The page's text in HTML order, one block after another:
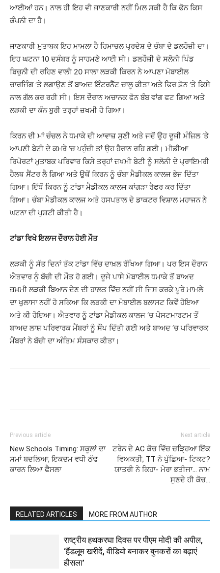
ਆਈਆਂ ਹਨ। ਨਾਲ ਹੀ ਇਹ ਵੀ ਜਾਣਕਾਰੀ ਨਹੀਂ ਮਿਲ ਸਕੀ ਹੈ ਕਿ ਫੋਨ ਕਿਸ
ਕੰਪਨੀ ਦਾ ਹੈ।
ਜਾਣਕਾਰੀ ਮੁਤਾਬਕ ਇਹ ਮਾਮਲਾ ਹੈ ਹਿਮਾਚਲ ਪ੍ਰਦੇਸ਼ ਦੇ ਚੰਬਾ ਦੇ ਡਲਹੌਜ਼ੀ ਦਾ।
ਇਹ ਘਟਨਾ 10 ਦਸੰਬਰ ਨੂੰ ਸਾਹਮਣੇ ਆਈ ਸੀ। ਡਲਹੌਜ਼ੀ ਦੇ ਸਲੋਨੀ ਪਿੰਡ
ਬਿਚੁਨੀ ਦੀ ਰਹਿਣ ਵਾਲੀ 20 ਸਾਲਾ ਲੜਕੀ ਕਿਰਨ ਨੇ ਆਪਣਾ ਮੋਬਾਈਲ
ਚਾਰਜਿੰਗ ‘ਤੇ ਲਗਾਉਣ ਤੋਂ ਬਾਅਦ ਇੰਟਰਨੈੱਟ ਚਾਲੂ ਕੀਤਾ ਅਤੇ ਫਿਰ ਫ਼ੋਨ ‘ਤੇ ਕਿਸੇ
ਨਾਲ ਗੱਲ ਕਰ ਰਹੀ ਸੀ। ਇਸ ਦੌਰਾਨ ਅਚਾਨਕ ਫੋਨ ਬੰਬ ਵਾਂਗ ਫਟ ਗਿਆ ਅਤੇ
ਲੜਕੀ ਦਾ ਕੰਨ ਬੁਰੀ ਤਰ੍ਹਾਂ ਜ਼ਖਮੀ ਹੋ ਗਿਆ।
ਕਿਰਨ ਦੀ ਮਾਂ ਚੰਚਲ ਨੇ ਧਮਾਕੇ ਦੀ ਆਵਾਜ਼ ਸੁਣੀ ਅਤੇ ਜਦੋਂ ਉਹ ਦੂਜੀ ਮੰਜ਼ਿਲ ‘ਤੇ
ਆਪਣੀ ਬੇਟੀ ਦੇ ਕਮਰੇ ‘ਚ ਪਹੁੰਚੀ ਤਾਂ ਉਹ ਹੈਰਾਨ ਰਹਿ ਗਈ। ਮੀਡੀਆ
ਰਿਪੋਰਟਾਂ ਮੁਤਾਬਕ ਪਰਿਵਾਰ ਕਿਸੇ ਤਰ੍ਹਾਂ ਜ਼ਖਮੀ ਬੇਟੀ ਨੂੰ ਸਲੋਨੀ ਦੇ ਪ੍ਰਾਇਮਰੀ
ਹੈਲਥ ਸੈਂਟਰ ਲੈ ਗਿਆ ਅਤੇ ਉਥੋਂ ਕਿਰਨ ਨੂੰ ਚੰਬਾ ਮੈਡੀਕਲ ਕਾਲਜ ਭੇਜ ਦਿੱਤਾ
ਗਿਆ। ਇੱਥੋਂ ਕਿਰਨ ਨੂੰ ਟਾਂਡਾ ਮੈਡੀਕਲ ਕਾਲਜ ਕਾਂਗੜਾ ਰੈਫਰ ਕਰ ਦਿੱਤਾ
ਗਿਆ। ਚੰਬਾ ਮੈਡੀਕਲ ਕਾਲਜ ਅਤੇ ਹਸਪਤਾਲ ਦੇ ਡਾਕਟਰ ਵਿਸ਼ਾਲ ਮਹਾਜਨ ਨੇ
ਘਟਨਾ ਦੀ ਪੁਸ਼ਟੀ ਕੀਤੀ ਹੈ।
ਟਾਂਡਾ ਵਿਖੇ ਇਲਾਜ ਦੌਰਾਨ ਹੋਈ ਮੌਤ
ਲੜਕੀ ਨੂੰ ਸੱਤ ਦਿਨਾਂ ਤੱਕ ਟਾਂਡਾ ਵਿੱਚ ਦਾਖ਼ਲ ਰੱਖਿਆ ਗਿਆ। ਪਰ ਇਸ ਦੌਰਾਨ
ਐਤਵਾਰ ਨੂੰ ਬੱਚੀ ਦੀ ਮੌਤ ਹੋ ਗਈ। ਦੂਜੇ ਪਾਸੇ ਮੋਬਾਈਲ ਧਮਾਕੇ ਤੋਂ ਬਾਅਦ
ਜ਼ਖ਼ਮੀ ਲੜਕੀ ਬਿਆਨ ਦੇਣ ਦੀ ਹਾਲਤ ਵਿੱਚ ਨਹੀਂ ਸੀ ਜਿਸ ਕਰਕੇ ਪੂਰੇ ਮਾਮਲੇ
ਦਾ ਖੁਲਾਸਾ ਨਹੀਂ ਹੋ ਸਕਿਆ ਕਿ ਲੜਕੀ ਦਾ ਮੋਬਾਈਲ ਬਲਾਸਟ ਕਿਵੇਂ ਹੋਇਆ
ਅਤੇ ਕੀ ਹੋਇਆ। ਐਤਵਾਰ ਨੂੰ ਟਾਂਡਾ ਮੈਡੀਕਲ ਕਾਲਜ ‘ਚ ਪੋਸਟਮਾਰਟਮ ਤੋਂ
ਬਾਅਦ ਲਾਸ਼ ਪਰਿਵਾਰਕ ਮੈਂਬਰਾਂ ਨੂੰ ਸੌਂਪ ਦਿੱਤੀ ਗਈ ਅਤੇ ਬਾਅਦ ‘ਚ ਪਰਿਵਾਰਕ
ਮੈਂਬਰਾਂ ਨੇ ਬੱਚੀ ਦਾ ਅੰਤਿਮ ਸੰਸਕਾਰ ਕੀਤਾ।
Previous article
New Schools Timing: ਸਕੂਲਾਂ ਦਾ
ਸਮਾਂ ਬਦਲਿਆ, ਇਕਦਮ ਵਧੀ ਠੰਢ
ਕਾਰਨ ਲਿਆ ਫੈਸਲਾ
Next article
ਟਰੇਨ ਦੇ AC ਕੋਚ ਵਿੱਚ ਚੜ੍ਹਿਆ ਇੱਕ
ਵਿਅਕਤੀ, TT ਨੇ ਪੁੱਛਿਆ- ਟਿਕਟ?
ਯਾਤਰੀ ਨੇ ਕਿਹਾ- ਮੇਰਾ ਭਤੀਜਾ… ਨਾਮ
ਸੁਣਦੇ ਹੀ ਕੋਚ…
RELATED ARTICLES MORE FROM AUTHOR
राष्ट्रीय हथकरघा दिवस पर पीएम मोदी की अपील,
‘हैंडलूम खरीदें, वीडियो बनाकर बुनकरों का बढ़ाएं
हौसला’